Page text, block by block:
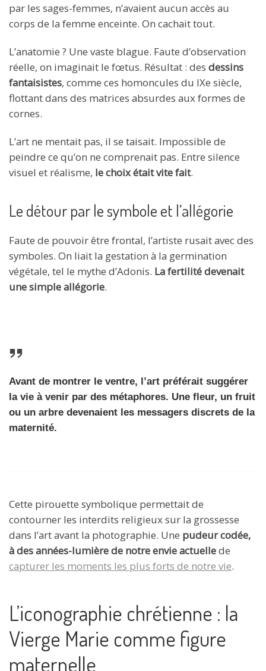
par les sages-femmes, n’avaient aucun accès au
corps de la femme enceinte. On cachait tout.
L’anatomie ? Une vaste blague. Faute d’observation
réelle, on imaginait le fœtus. Résultat : des dessins
fantaisistes, comme ces homoncules du IXe siècle,
flottant dans des matrices absurdes aux formes de
cornes.
L’art ne mentait pas, il se taisait. Impossible de
peindre ce qu’on ne comprenait pas. Entre silence
visuel et réalisme, le choix était vite fait.
Le détour par le symbole et l’allégorie
Faute de pouvoir être frontal, l’artiste rusait avec des
symboles. On liait la gestation à la germination
végétale, tel le mythe d’Adonis. La fertilité devenait
une simple allégorie.
Avant de montrer le ventre, l’art préférait suggérer
la vie à venir par des métaphores. Une fleur, un fruit
ou un arbre devenaient les messagers discrets de la
maternité.
Cette pirouette symbolique permettait de
contourner les interdits religieux sur la grossesse
dans l’art avant la photographie. Une pudeur codée,
à des années-lumière de notre envie actuellede
capturer les moments les plus forts de notre vie.
L’iconographie chrétienne : la
Vierge Marie comme figure
maternelle